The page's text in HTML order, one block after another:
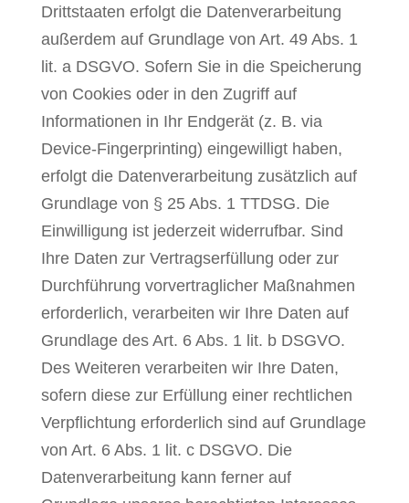
Drittstaaten erfolgt die Datenverarbeitung
außerdem auf Grundlage von Art. 49 Abs. 1
lit. a DSGVO. Sofern Sie in die Speicherung
von Cookies oder in den Zugriff auf
Informationen in Ihr Endgerät (z. B. via
Device-Fingerprinting) eingewilligt haben,
erfolgt die Datenverarbeitung zusätzlich auf
Grundlage von § 25 Abs. 1 TTDSG. Die
Einwilligung ist jederzeit widerrufbar. Sind
Ihre Daten zur Vertragserfüllung oder zur
Durchführung vorvertraglicher Maßnahmen
erforderlich, verarbeiten wir Ihre Daten auf
Grundlage des Art. 6 Abs. 1 lit. b DSGVO.
Des Weiteren verarbeiten wir Ihre Daten,
sofern diese zur Erfüllung einer rechtlichen
Verpflichtung erforderlich sind auf Grundlage
von Art. 6 Abs. 1 lit. c DSGVO. Die
Datenverarbeitung kann ferner auf